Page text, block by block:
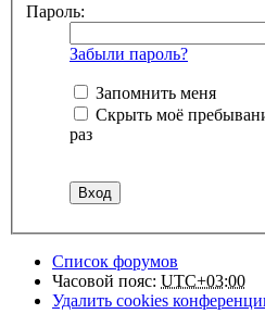
Пароль:
Забыли пароль?
Запомнить меня
Скрыть моё
раз
Список форумов
Часовой пояс: UTC+03:00
Удалить cookies